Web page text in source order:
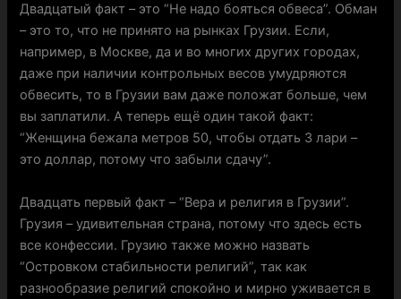
Двадцатый факт – это “Не надо бояться обвеса”. Обман
– это то, что не принято на рынках Грузии. Если,
например, в Москве, да и во многих других городах,
даже при наличии контрольных весов умудряются
обвесить, то в Грузии вам даже положат больше, чем
вы заплатили. А теперь ещё один такой факт:
“Женщина бежала метров 50, чтобы отдать 3 лари –
это доллар, потому что забыли сдачу”.
Двадцать первый факт – “Вера и религия в Грузии”.
Грузия – удивительная страна, потому что здесь есть
все конфессии. Грузию также можно назвать
“Островком стабильности религий”, так как
разнообразие религий спокойно и мирно уживается в